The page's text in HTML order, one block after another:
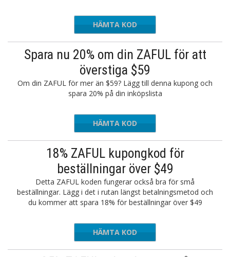
CLOSET
HÄMTA KOD
Spara nu 20% om din ZAFUL för att
överstiga $59
Om din ZAFUL för mer än $59? Lägg till denna kupong och
spara 20% på din inköpslista
AVUZF20
HÄMTA KOD
18% ZAFUL kupongkod för
beställningar över $49
Detta ZAFUL koden fungerar också bra för små
beställningar. Lägg i det i rutan längst betalningsmetod och
du kommer att spara 18% för beställningar över $49
AVUZF20
HÄMTA KOD